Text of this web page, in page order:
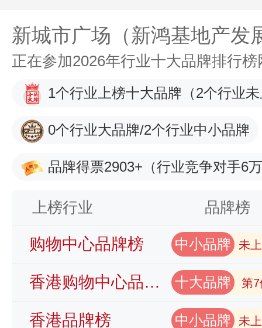
新城市广场（新鸿基地产发
正在参加2026年行业十大品牌排行
1个行业上榜十大品牌 （2个行业
0个行业大品牌/2个行业中小品牌
品牌得票2903+ （行业竞争对手6
上榜行业 品牌榜
购物中心品牌榜 中小品牌 未
香港购物中心品牌榜 十大品牌 第7
香港品牌榜 中小品牌 未